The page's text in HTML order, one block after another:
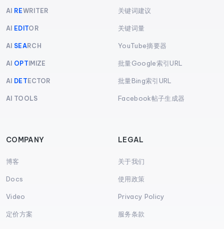
AI REWRITER
AI EDITOR
AI SEARCH
AI OPT IMIZE
AI DET ECTOR
AI TOOLS
关键词建议
关键词量
YouTube摘要器
批量Google索引URL
批量Bing索引URL
Facebook帖子生成器
COMPANY
博客
Docs
Video
定价方案
LEGAL
关于我们
使用政策
Privacy Policy
服务条款